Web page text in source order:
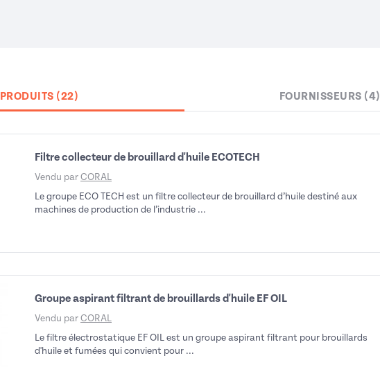
PRODUITS (22)
FOURNISSEURS (4)
Filtre collecteur de brouillard d'huile ECOTECH
Vendu par CORAL
Le groupe ECO TECH est un filtre collecteur de brouillard d’huile destiné aux
machines de production de l’industrie ...
Groupe aspirant filtrant de brouillards d'huile EF OIL
Vendu par CORAL
Le filtre électrostatique EF OIL est un groupe aspirant filtrant pour brouillards
d'huile et fumées qui convient pour ...